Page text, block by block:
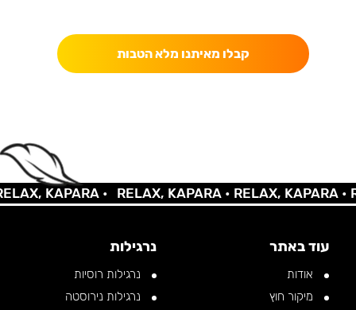
קבלו מאיתנו מלא הטבות
KAPARA • RELAX, KAPARA •RELAX, KAPARA •
עוד באתר
אודות
מיקור חוץ
נרגילות
נרגילות רוסיות
נרגילות נירוסטה